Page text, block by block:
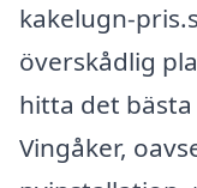
kakelugn-
överskådlig
hitta det
Vingåker,